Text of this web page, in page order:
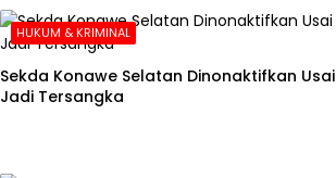
HUKUM & KRIMINAL
Sekda Konawe Selatan Dinonaktifkan Usai
Jadi Tersangka